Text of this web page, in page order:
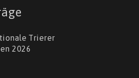
Trierer
2026